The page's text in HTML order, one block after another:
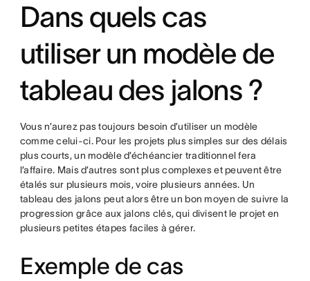
Dans quels cas
utiliser un modèle de
tableau des jalons ?
Vous n’aurez pas toujours besoin d’utiliser un modèle
comme celui-ci. Pour les projets plus simples sur des délais
plus courts, un modèle d’échéancier traditionnel fera
l’affaire. Mais d’autres sont plus complexes et peuvent être
étalés sur plusieurs mois, voire plusieurs années. Un
tableau des jalons peut alors être un bon moyen de suivre la
progression grâce aux jalons clés, qui divisent le projet en
plusieurs petites étapes faciles à gérer.
Exemple de cas